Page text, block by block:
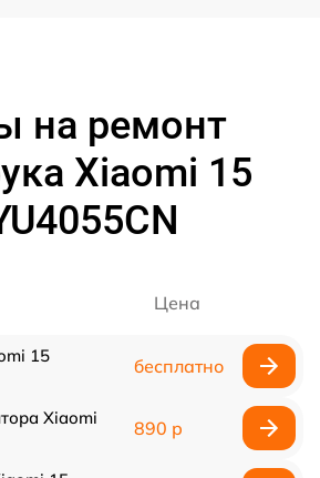
на ремонт
Xiaomi 15
Цена
15
бесплатно
Xiaomi
890 р